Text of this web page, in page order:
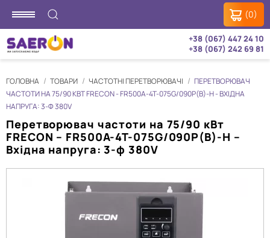
(0)
+38 (067) 447 24 10
+38 (067) 242 69 81
ГОЛОВНА ТОВАРИ ЧАСТОТНІ ПЕРЕТВОРЮВАЧІ
ПЕРЕТВОРЮВАЧ
ЧАСТОТИ НА 75/90 КВТ FRECON - FR500A-4T-075G/090P(B)-H - ВХІДНА
НАПРУГА: 3-Ф 380V
Перетворювач частоти на 75/90 кВт
FRECON – FR500A-4T-075G/090P(B)-H –
Вхідна напруга: 3-ф 380V